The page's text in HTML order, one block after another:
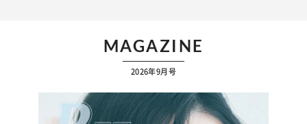
MAGAZINE
2026年9月号